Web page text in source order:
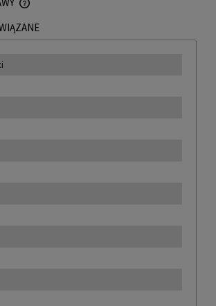
EWENTUALNYCH KOSZTÓW PŁATNOŚCI